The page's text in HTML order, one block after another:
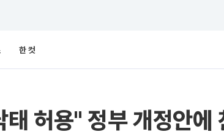
한 컷
허용" 정부 개정안